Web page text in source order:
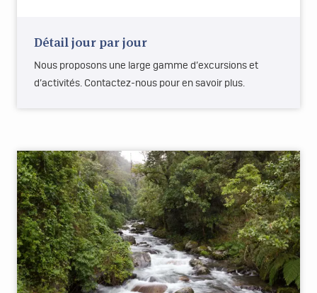
Détail jour par jour
Nous proposons une large gamme d’excursions et
d’activités. Contactez-nous pour en savoir plus.